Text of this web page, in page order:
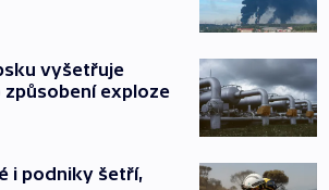
vyšetřuje
způsobení exploze
i podniky šetří,